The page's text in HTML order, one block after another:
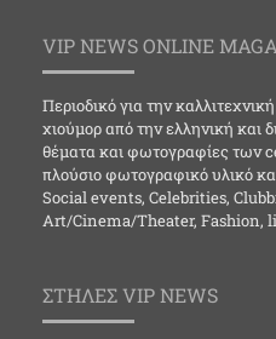
VIP NEWS ONLINE
Περιοδικό για την
χιούμορ από την ελληνική και
θέματα και φωτογραφίες των
πλούσιο φωτογραφικό υλικό
Social events, Celebrities,
Art/Cinema/Theater, Fashion,
ΣΤΗΛΕΣ VIP NEWS